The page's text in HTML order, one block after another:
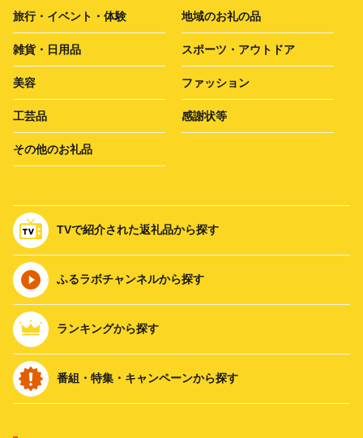
旅行・イベント・体験 地域のお礼の品
雑貨・日用品 スポーツ・アウトドア
美容 ファッション
工芸品 感謝状等
その他のお礼品
TVで紹介された返礼品から探す
ふるラボチャンネルから探す
ランキングから探す
番組・特集・キャンペーンから探す